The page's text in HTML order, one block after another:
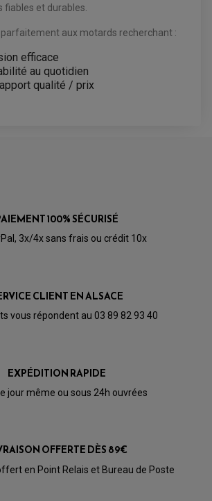
VITESSE
QUAD / SSV
DE DIRECTION
/ EMBRAYAGE / STARTER
DIRECTION QUAD
VITESSE
ÉCHAPPEMENT
& SILENCIEUX FMF
fiables et durables.
parfaitement aux motards recherchant :
efficace
au quotidien
qualité / prix
100% SÉCURISÉ
3x/4x sans frais ou crédit 10x
CLIENT EN ALSACE
vous répondent au 03 89 82 93 40
EXPÉDITION RAPIDE
jour même ou sous 24h ouvrées
OFFERTE DÈS 89€
en Point Relais et Bureau de Poste